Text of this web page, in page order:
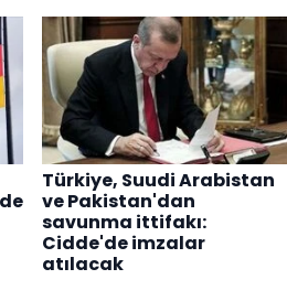
Türkiye, Suudi Arabistan
ve Pakistan'dan
savunma ittifakı:
Cidde'de imzalar
atılacak